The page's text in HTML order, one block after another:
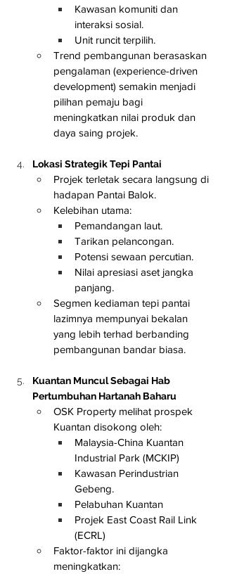
Kawasan komuniti dan
interaksi sosial.
Unit runcit terpilih.
Trend pembangunan berasaskan
pengalaman (experience-driven
development) semakin menjadi
pilihan pemaju bagi
meningkatkan nilai produk dan
daya saing projek.
Lokasi Strategik Tepi Pantai
Projek terletak secara langsung di
hadapan Pantai Balok.
Kelebihan utama:
Pemandangan laut.
Tarikan pelancongan.
Potensi sewaan percutian.
Nilai apresiasi aset jangka
panjang.
Segmen kediaman tepi pantai
lazimnya mempunyai bekalan
yang lebih terhad berbanding
pembangunan bandar biasa.
Kuantan Muncul Sebagai Hab
Pertumbuhan Hartanah Baharu
OSK Property melihat prospek
Kuantan disokong oleh:
Malaysia-China Kuantan
Industrial Park (MCKIP)
Kawasan Perindustrian
Gebeng.
Pelabuhan Kuantan
Projek East Coast Rail Link
(ECRL)
Faktor-faktor ini dijangka
meningkatkan: